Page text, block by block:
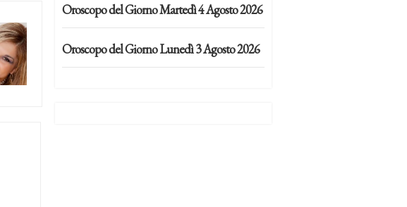
Oroscopo del Giorno Martedì 4 Agosto 2026
Oroscopo del Giorno Lunedì 3 Agosto 2026